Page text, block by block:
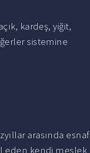
kardeş, yiğit,
sistemine
arasında esnaf
eden kendi meslek